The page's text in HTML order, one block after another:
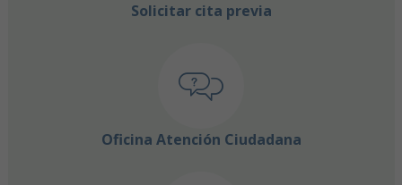
Solicitar cita previa
Oficina Atención Ciudadana